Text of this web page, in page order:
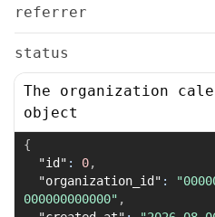
referrer
status
The organization
object
{
"id" : 0,
"organization_id" :
000000000000" ,